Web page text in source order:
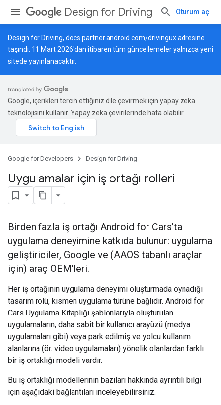
Design for Driving Oturum aç
Design for Driving, docs.partner.android.com/drivinguxadresine
taşındı. 11 Mart 2026'dan itibaren tüm güncellemeler yalnızca yeni
sitede yayınlanacaktır.
Google, içerikleri tercih ettiğiniz dile çevirmek için yapay zeka
teknolojisini kullanır. Yapay zeka çevirilerinde hata olabilir.
Google for Developers Design for Driving
Uygulamalar için iş ortağı rolleri
Birden fazla iş ortağı Android for Cars'ta
uygulama deneyimine katkıda bulunur: uygulama
geliştiriciler, Google ve (AAOS tabanlı araçlar
için) araç OEM'leri.
Her iş ortağının uygulama deneyimi oluşturmada oynadığı
tasarım rolü, kısmen uygulama türüne bağlıdır. Android for
Cars Uygulama Kitaplığı şablonlarıyla oluşturulan
uygulamaların, daha sabit bir kullanıcı arayüzü (medya
uygulamaları gibi) veya park edilmiş ve yolcu kullanım
alanlarına (ör. video uygulamaları) yönelik olanlardan farklı
bir iş ortaklığı modeli vardır.
Bu iş ortaklığı modellerinin bazıları hakkında ayrıntılı bilgi
için aşağıdaki bağlantıları inceleyebilirsiniz.